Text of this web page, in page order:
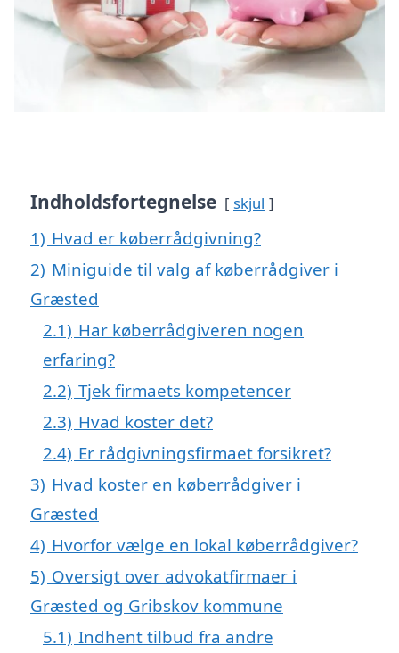
Indholdsfortegnelse skjul
1) Hvad er køberrådgivning?
2) Miniguide til valg af køberrådgiver i
Græsted
2.1) Har køberrådgiveren nogen
erfaring?
2.2) Tjek firmaets kompetencer
2.3) Hvad koster det?
2.4) Er rådgivningsfirmaet forsikret?
3) Hvad koster en køberrådgiver i
Græsted
4) Hvorfor vælge en lokal køberrådgiver?
5) Oversigt over advokatfirmaer i
Græsted og Gribskov kommune
5.1) Indhent tilbud fra andre